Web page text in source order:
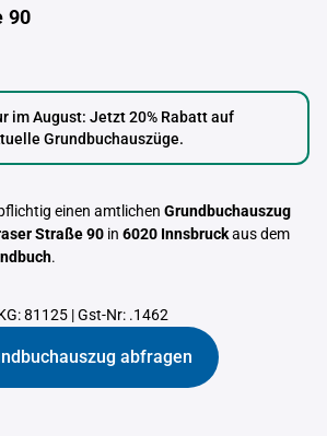
90
im August: Jetzt 20% Rabatt auf
Grundbuchauszüge.
einen amtlichen Grundbuchauszug
Straße 90 in 6020 Innsbruckaus dem
.
81125|Gst-Nr: .1462
abfragen